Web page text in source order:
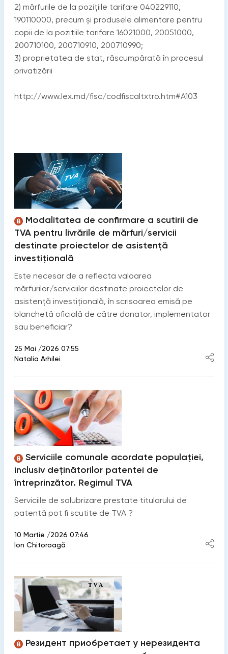
2) mărfurile de la poziţiile tarifare 040229110,
190110000, precum şi produsele alimentare pentru
copii de la poziţiile tarifare 16021000, 20051000,
200710100, 200710910, 200710990;
3) proprietatea de stat, răscumpărată în procesul
privatizării
http://www.lex.md/fisc/codfiscaltxtro.htm#A103
Modalitatea de confirmare a scutirii de
TVA pentru livrările de mărfuri/servicii
destinate proiectelor de asistență
investițională
Este necesar de a reflecta valoarea
mărfurilor/serviciilor destinate proiectelor de
asistență investițională, în scrisoarea emisă pe
blanchetă oficială de către donator, implementator
sau beneficiar?
25 Mai /2026 07:55
Natalia Arhilei
Serviciile comunale acordate populației,
inclusiv deținătorilor patentei de
întreprinzător. Regimul TVA
Serviciile de salubrizare prestate titularului de
patentă pot fi scutite de TVA ?
10 Martie /2026 07:46
Ion Chitoroagă
Резидент приобретает у нерезидента